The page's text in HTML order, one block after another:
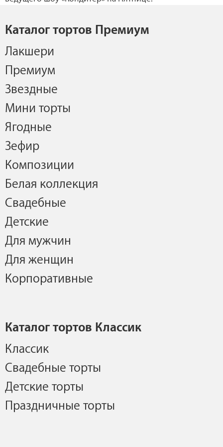
Каталог тортов Премиум
Лакшери
Премиум
Звездные
Мини торты
Ягодные
Зефир
Композиции
Белая коллекция
Свадебные
Детские
Для мужчин
Для женщин
Корпоративные
Каталог тортов Классик
Классик
Свадебные торты
Детские торты
Праздничные торты